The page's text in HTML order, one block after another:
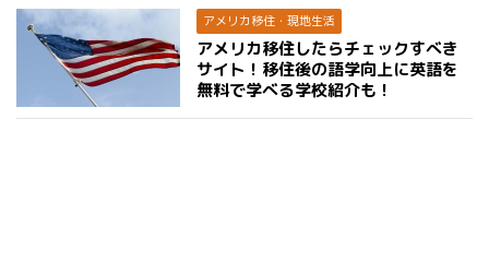
アメリカ移住・現地生活
アメリカ移住したらチェックすべき
サイト！移住後の語学向上に英語を
無料で学べる学校紹介も！